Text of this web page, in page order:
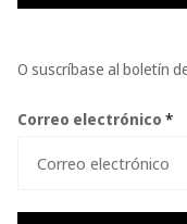
O suscríbase al boletín
Correo electrónico *